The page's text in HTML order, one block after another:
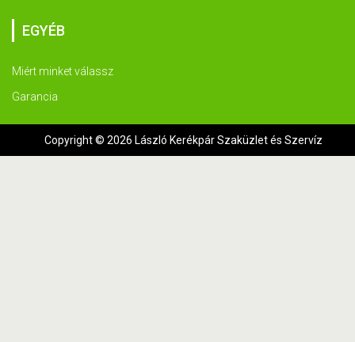
EGYÉB
Miért minket válassz
Garancia
Copyright © 2026 László Kerékpár Szaküzlet és Szervíz